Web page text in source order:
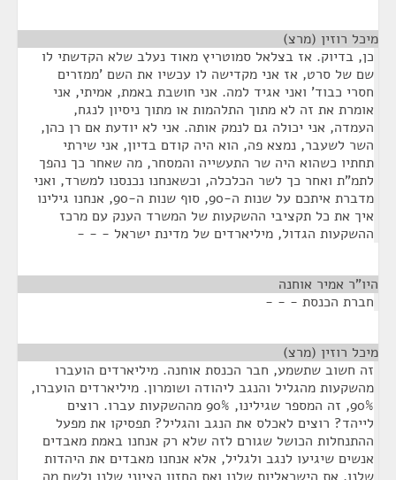
מיכל רוזין (מרצ)
כן, בדיוק. אז בצלאל סמוטריץ מאוד נעלב שלא הקדשתי לו
שם של סרט, אז אני מקדישה לו עכשיו את השם 'ממזרים
חסרי כבוד' ואני אגיד למה. אני חושבת באמת, אמיתי, אני
אומרת את זה לא מתוך התלהמות או מתוך ניסיון לנגח,
העמדה, אני יכולה גם לנמק אותה. אני לא יודעת אם רן כהן,
השר לשעבר, נמצא פה, הוא היה קודם בדיון, אני שירתי
תחתיו כשהוא היה שר התעשייה והמסחר, מה שאחר כך נהפך
לתמ"ת ואחר כך לשר הכלכלה, וכשאנחנו נכנסנו למשרד, ואני
מדברת איתכם על שנות ה-90, סוף שנות ה-90, אנחנו גילינו
איך את כל תקציבי ההשקעות של המשרד הענק עם מרכז
ההשקעות הגדול, מיליארדים של מדינת ישראל - - -
היו"ר אמיר אוחנה
חברת הכנסת - - -
מיכל רוזין (מרצ)
זה חשוב שתשמע, חבר הכנסת אוחנה. מיליארדים הועברו
מהשקעות מהגליל והנגב ליהודה ושומרון. מיליארדים הועברו,
90%, זה המספר שגילינו, 90% מההשקעות עברו. רוצים
לייהד? רוצים לאכלס את הנגב והגליל? תפסיקו את מפעל
ההתנחלות הכושל שגורם לזה שלא רק אנחנו באמת מאבדים
אנשים שיגיעו לנגב ולגליל, אלא אנחנו מאבדים את היהדות